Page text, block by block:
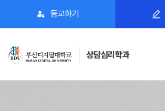
등교하기
상담심리학과